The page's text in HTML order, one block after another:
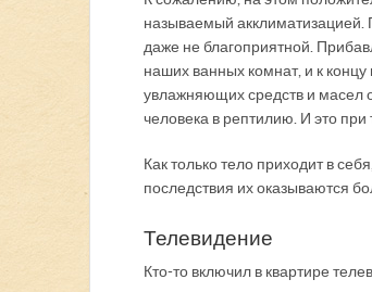
называемый акклиматизацией.
даже не благоприятной.
наших ванных комнат, и к
увлажняющих средств и масел
человека в рептилию. И это
Как только тело приходит в
последствия их оказываются
Телевидение
Кто-то включил в квартире